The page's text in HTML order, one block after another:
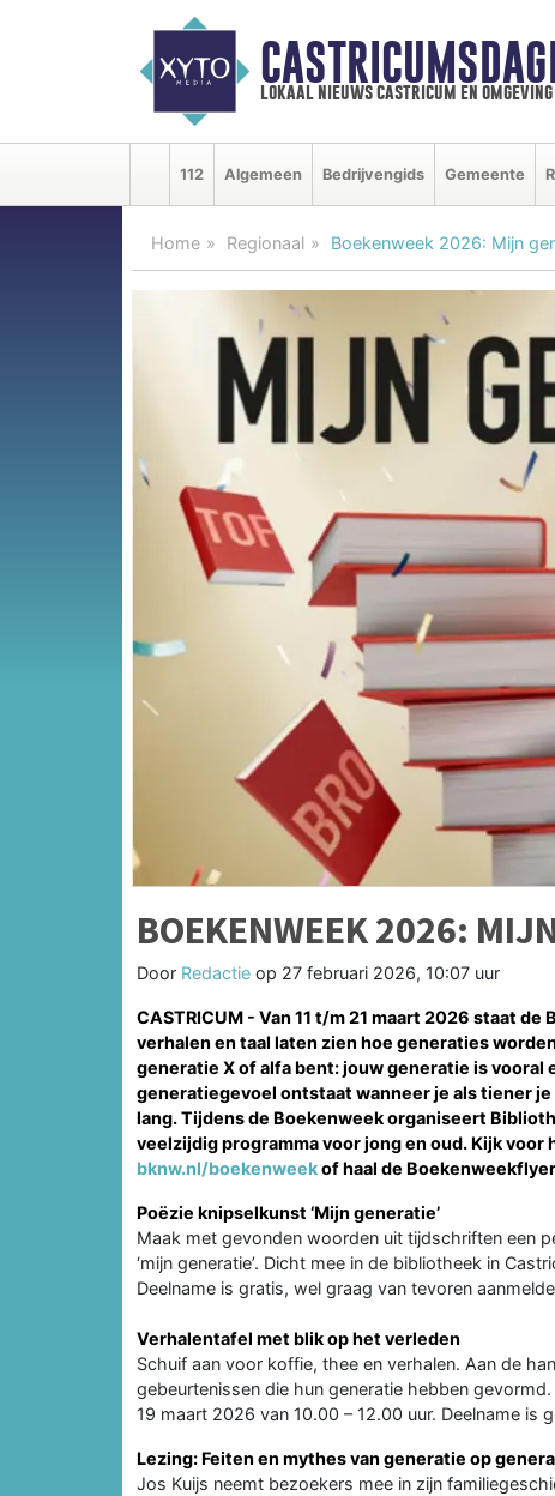
lokaal nieuws castricum en omgeving
112 Algemeen Bedrijvengids Gemeente
Home Regionaal Boekenweek 2026: Mijn
BOEKENWEEK 2026:
Door Redactie op 27 februari 2026, 10:07 uur
CASTRICUM - Van 11 t/m 21 maart 2026 staat
verhalen en taal laten zien hoe generaties
generatie X of alfa bent: jouw generatie is vooral
generatiegevoel ontstaat wanneer je als tiener
lang. Tijdens de Boekenweek organiseert
veelzijdig programma voor jong en oud. Kijk
bknw.nl/boekenweekof haal de
Poëzie knipselkunst ‘Mijn generatie’
Maak met gevonden woorden uit tijdschriften een
‘mijn generatie’. Dicht mee in de bibliotheek in
Deelname is gratis, wel graag van tevoren
Verhalentafel met blik op het verleden
Schuif aan voor koffie, thee en verhalen. Aan de
gebeurtenissen die hun generatie hebben
19 maart 2026 van 10.00 – 12.00 uur. Deelname is
Lezing: Feiten en mythes van generatie op
Jos Kuijs neemt bezoekers mee in zijn